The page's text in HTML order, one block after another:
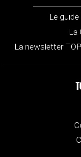
Le
La
La newsletter